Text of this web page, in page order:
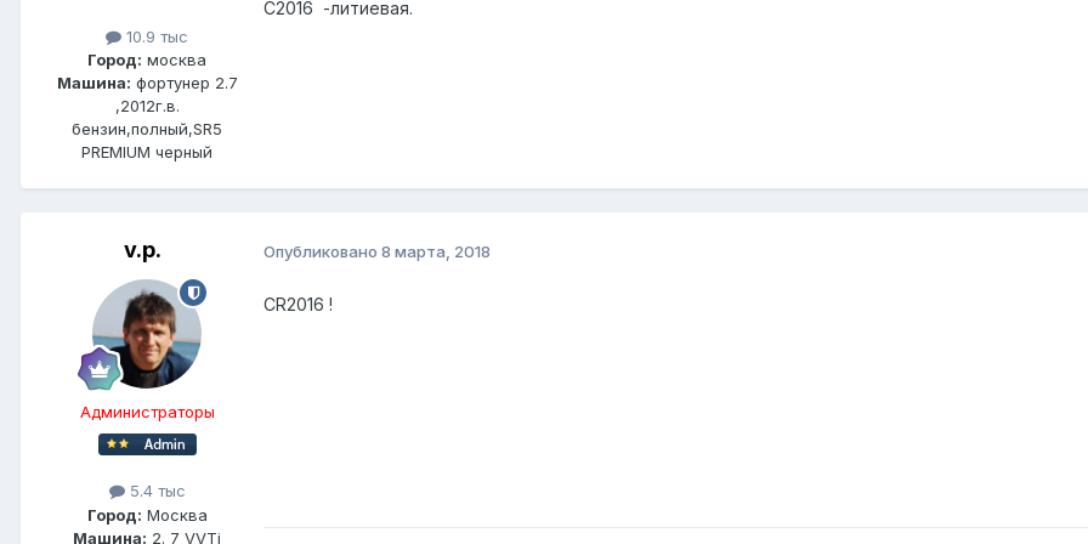
10.9 тыс
Город: москва
Машина: фортунер 2.7
,2012г.в.
бензин,полный,SR5
PREMIUM черный
С2016 -литиевая.
v.p.
Администраторы
5.4 тыс
Город: Москва
Машина: 2. 7 VVTi
Опубликовано 8 марта, 2018
CR2016 !